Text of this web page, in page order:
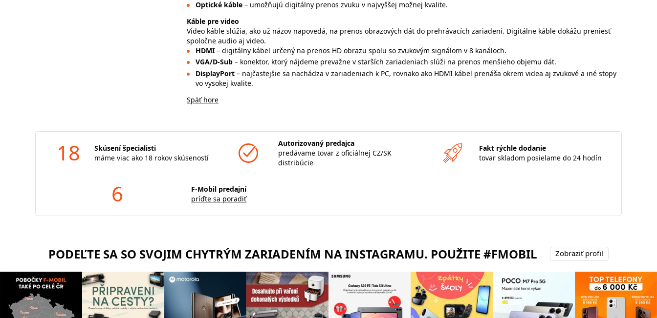
Optické káble – umožňujú digitálny prenos zvuku v najvyššej možnej kvalite.
Káble pre video
Video káble slúžia, ako už názov napovedá, na prenos obrazových dát do prehrávacích zariadení. Digitálne káble dokážu preniesť
spoločne audio aj video.
HDMI – digitálny kábel určený na prenos HD obrazu spolu so zvukovým signálom v 8 kanáloch.
VGA/D-Sub – konektor, ktorý nájdeme prevažne v starších zariadeniach slúži na prenos menšieho objemu dát.
DisplayPort – najčastejšie sa nachádza v zariadeniach k PC, rovnako ako HDMI kábel prenáša okrem videa aj zvukové a iné stopy
vo vysokej kvalite.
Späť hore
18
Skúsení špecialisti
máme viac ako 18 rokov skúseností
Autorizovaný predajca
predávame tovar z oficiálnej CZ/SK
distribúcie
Fakt rýchle dodanie
tovar skladom posielame do 24 hodín
6
F-Mobil predajní
príďte sa poradiť
PODEĽTE SA SO SVOJIM CHYTRÝM ZARIADENÍM NA INSTAGRAMU. POUŽITE #FMOBIL Zobraziť profil